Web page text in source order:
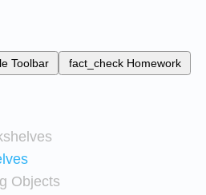
Toolbar fact_check Homework
Objects